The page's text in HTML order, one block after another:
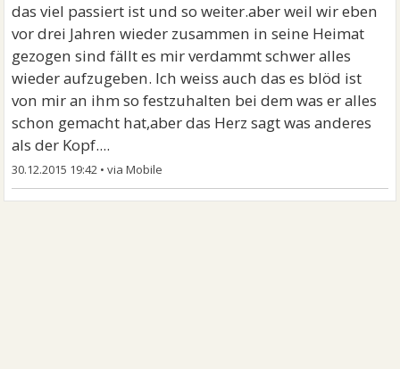
das viel passiert ist und so weiter.aber weil wir eben
vor drei Jahren wieder zusammen in seine Heimat
gezogen sind fällt es mir verdammt schwer alles
wieder aufzugeben. Ich weiss auch das es blöd ist
von mir an ihm so festzuhalten bei dem was er alles
schon gemacht hat,aber das Herz sagt was anderes
als der Kopf....
30.12.2015 19:42 •